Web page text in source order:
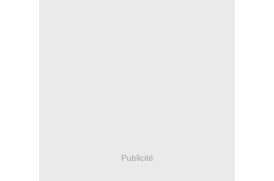
Publicité